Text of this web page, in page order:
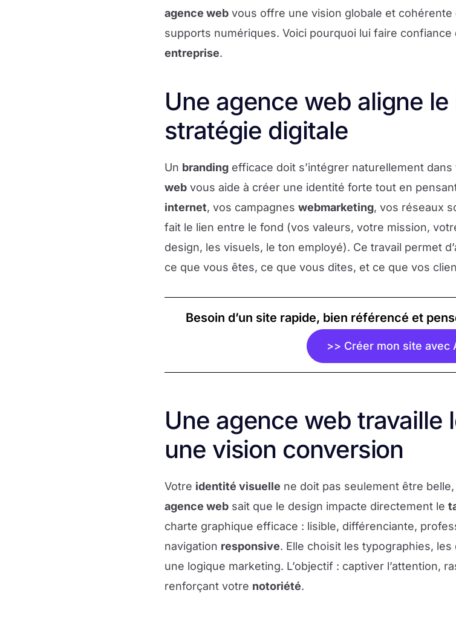
agence web vous offre une vision globale et cohérente
supports numériques. Voici pourquoi lui faire
entreprise.
Une agence web aligne
stratégie digitale
Un branding efficace doit s’intégrer naturellement dans
web vous aide à créer une identité forte tout en
internet, vos campagnes webmarketing, vos réseaux
fait le lien entre le fond (vos valeurs, votre mission,
design, les visuels, le ton employé). Ce travail permet
ce que vous êtes, ce que vous dites, et ce que vos
Besoin d’un site rapide, bien référencé et
>> Créer mon site avec
Une agence web travaille
une vision conversion
Votre identité visuelle ne doit pas seulement être
agence web sait que le design impacte directement le
charte graphique efficace : lisible, différenciante,
navigation responsive. Elle choisit les typographies,
une logique marketing. L’objectif : captiver l’attention,
renforçant votre notoriété.